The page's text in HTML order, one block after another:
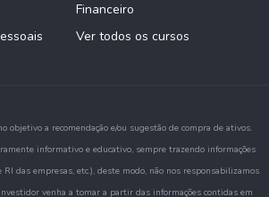
Financeiro
Ver todos os cursos
objetivo a recomendação e/ou sugestão de compra de ativos.
informativo e educativo, sempre trazendo informações
das empresas, etc.), deste modo, não nos responsabilizamos
venha a tomar a partir das informações contidas em